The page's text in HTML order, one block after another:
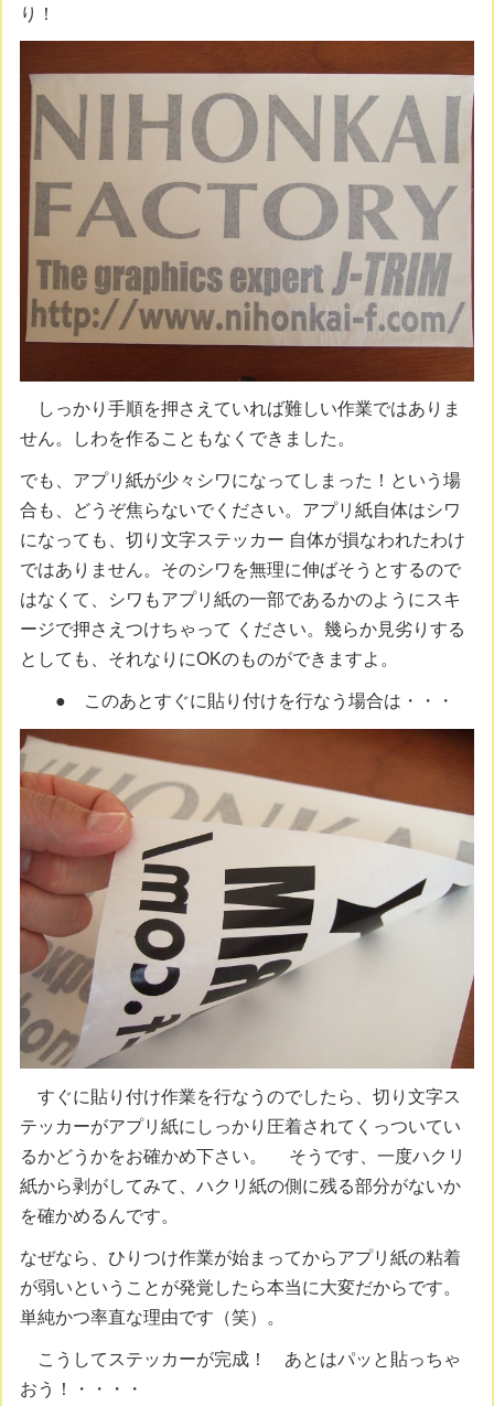
り！
しっかり手順を押さえていれば難しい作業ではありま
せん。しわを作ることもなくできました。
でも、アプリ紙が少々シワになってしまった！という場
合も、どうぞ焦らないでください。アプリ紙自体はシワ
になっても、切り文字ステッカー 自体が損なわれたわけ
ではありません。そのシワを無理に伸ばそうとするので
はなくて、シワもアプリ紙の一部であるかのようにスキ
ージで押さえつけちゃって ください。幾らか見劣りする
としても、それなりにOKのものができますよ。
● このあとすぐに貼り付けを行なう場合は・・・
すぐに貼り付け作業を行なうのでしたら、切り文字ス
テッカーがアプリ紙にしっかり圧着されてくっついてい
るかどうかをお確かめ下さい。 そうです、一度ハクリ
紙から剥がしてみて、ハクリ紙の側に残る部分がないか
を確かめるんです。
なぜなら、ひりつけ作業が始まってからアプリ紙の粘着
が弱いということが発覚したら本当に大変だからです。
単純かつ率直な理由です（笑）。
こうしてステッカーが完成！ あとはパッと貼っちゃ
おう！・・・・